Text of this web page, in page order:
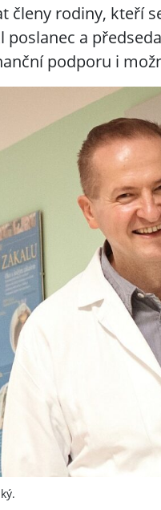
členy rodiny, kteří
poslanec a
podporu i